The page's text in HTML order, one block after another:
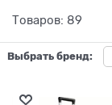
Товаров: 89
Выбрать бренд: